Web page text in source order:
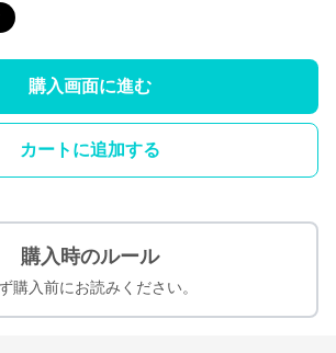
購入画面に進む
カートに追加する
購入時のルール
購入前にお読みください。